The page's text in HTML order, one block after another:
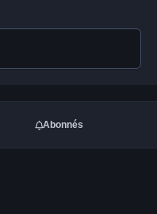
Abonnés